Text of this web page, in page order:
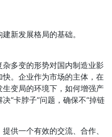
新发展格局的基础。
多变的形势对国内制造业影
。企业作为市场的主体，在
变局的环境下，如何增强产
决“卡脖子”问题，确保不“掉链
供一个有效的交流、合作、